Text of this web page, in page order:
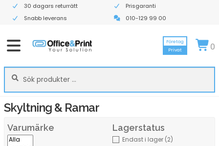
30 dagars returrätt
Prisgaranti
Snabb leverans
010-129 99 00
Sök
efter:
Sök
Företag
Privat
0
Skyltning & Ramar
Varumärke Lagerstatus
Endast i lager (2)